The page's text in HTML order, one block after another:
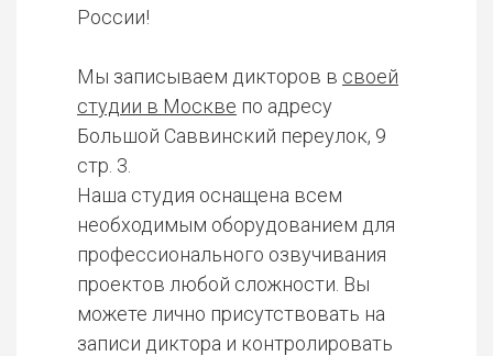
России!
Мы записываем дикторов в своей
студии в Москве по адресу
Большой Саввинский переулок, 9
стр. 3.
Наша студия оснащена всем
необходимым оборудованием для
профессионального озвучивания
проектов любой сложности. Вы
можете лично присутствовать на
записи диктора и контролировать